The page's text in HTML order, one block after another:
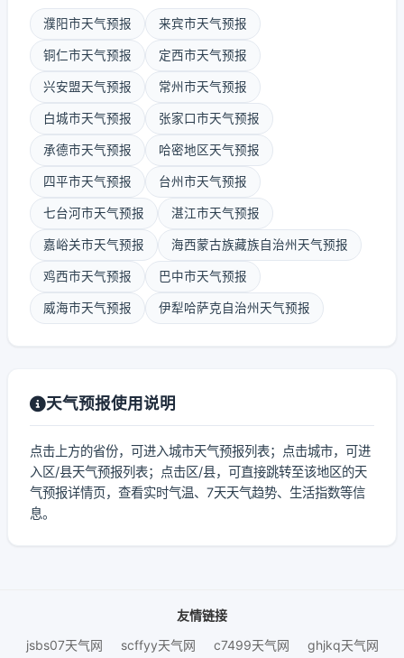
濮阳市天气预报 来宾市天气预报
铜仁市天气预报 定西市天气预报
兴安盟天气预报 常州市天气预报
白城市天气预报 张家口市天气预报
承德市天气预报 哈密地区天气预报
四平市天气预报 台州市天气预报
七台河市天气预报 湛江市天气预报
嘉峪关市天气预报 海西蒙古族藏族自治州天气预报
鸡西市天气预报 巴中市天气预报
威海市天气预报 伊犁哈萨克自治州天气预报
天气预报使用说明
点击上方的省份，可进入城市天气预报列表；点击城市，可进
入区/县天气预报列表；点击区/县，可直接跳转至该地区的天
气预报详情页，查看实时气温、7天天气趋势、生活指数等信
息。
友情链接
jsbs07天气网
scffyy天气网 c7499天气网 ghjkq天气网